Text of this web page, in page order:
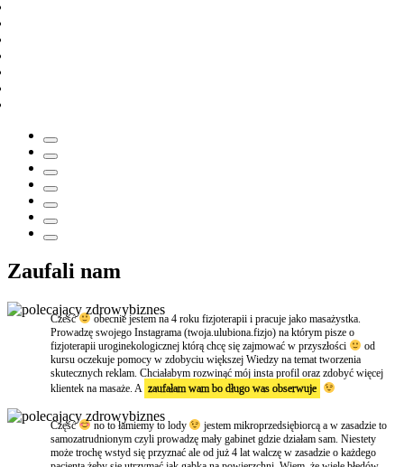
Zaufali nam
Cześć
obecnie jestem na 4 roku fizjoterapii i pracuje jako masażystka.
Prowadzę swojego Instagrama (twoja.ulubiona.fizjo) na którym pisze o
fizjoterapii uroginekologicznej którą chcę się zajmować w przyszłości
od
kursu oczekuje pomocy w zdobyciu większej Wiedzy na temat tworzenia
skutecznych reklam. Chciałabym rozwinąć mój insta profil oraz zdobyć więcej
klientek na masaże. A zaufałam wam bo długo was obserwuje
Część no to łamiemy to lody
jestem mikroprzedsiębiorcą a w zasadzie to
samozatrudnionym czyli prowadzę mały gabinet gdzie działam sam. Niestety
może trochę wstyd się przyznać ale od już 4 lat walczę w zasadzie o każdego